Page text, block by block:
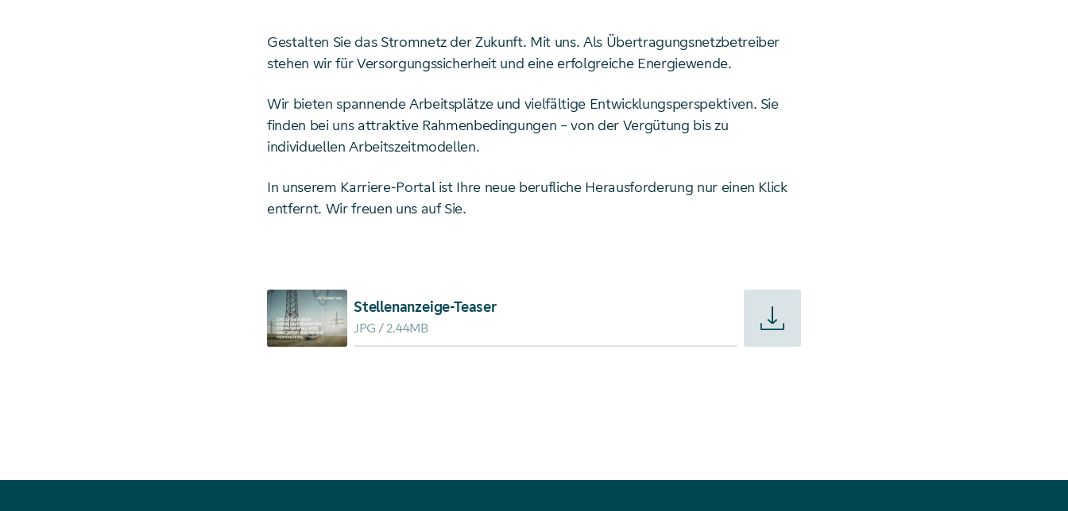
Gestalten Sie das Stromnetz der Zukunft. Mit uns. Als Übertragungsnetzbetreiber
stehen wir für Versorgungssicherheit und eine erfolgreiche Energiewende.
Wir bieten spannende Arbeitsplätze und vielfältige Entwicklungsperspektiven. Sie
finden bei uns attraktive Rahmenbedingungen – von der Vergütung bis zu
individuellen Arbeitszeitmodellen.
In unserem Karriere-Portal ist Ihre neue berufliche Herausforderung nur einen Klick
entfernt. Wir freuen uns auf Sie.
Starte Download von: Stellenanzeige-Teaser
Stellenanzeige-Teaser
JPG 2.44MB